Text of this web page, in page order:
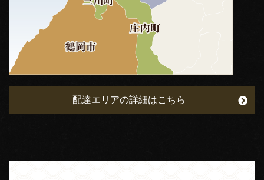
配達エリアの詳細はこちら